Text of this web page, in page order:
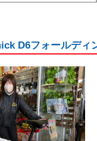
D6フォールディ